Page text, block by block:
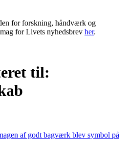
for forskning, håndværk og
for Livets nyhedsbrev her.
til:
af godt bagværk blev symbol på